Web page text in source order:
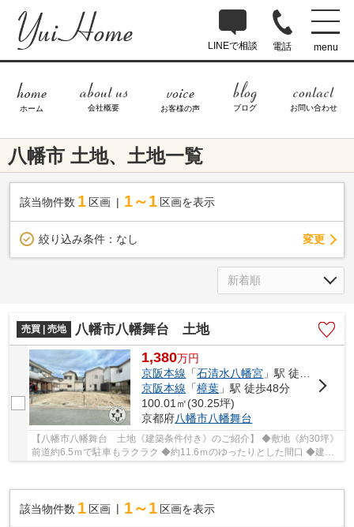
LINEで相談 電話 menu
ホーム 会社概要 お客様の声 ブログ お問い合わせ
八幡市 土地、土地一覧
該当物件数 1 区画 1～1 区画を表示
絞り込み条件： なし 変更
売買 | 売地 八幡市八幡舞台 土地
1,380万円
京阪本線 「石清水八幡宮 」駅 徒歩37分
京阪本線 「樟葉 」駅 徒歩48分
100.01㎡(30.25坪)
京都府八幡市八幡舞台
【八幡市八幡舞台 土地《建築条件付き》のご紹介】 ◆敷地《約30坪》
前道約6.5ｍで駐車もラクラク ◆約11.6ｍのゆったりとした間口 ◆建物
参考プラン図あり ◆京阪『石清水八幡宮駅』徒...
該当物件数 1 区画 1～1 区画を表示